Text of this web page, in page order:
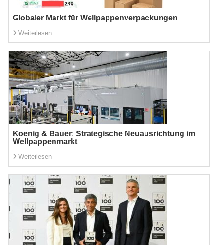
Globaler Markt für Wellpappenverpackungen
Weiterlesen
Koenig & Bauer: Strategische Neuausrichtung im
Wellpappenmarkt
Weiterlesen